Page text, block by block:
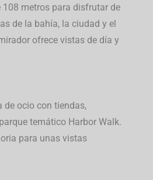
108 metros para disfrutar de
de la bahía, la ciudad y el
ofrece vistas de día y
de ocio con tiendas,
temático Harbor Walk.
para unas vistas